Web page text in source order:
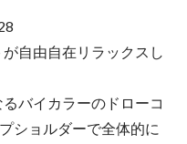
自由自在リラックスし
バイカラーのドローコ
ショルダーで全体的に